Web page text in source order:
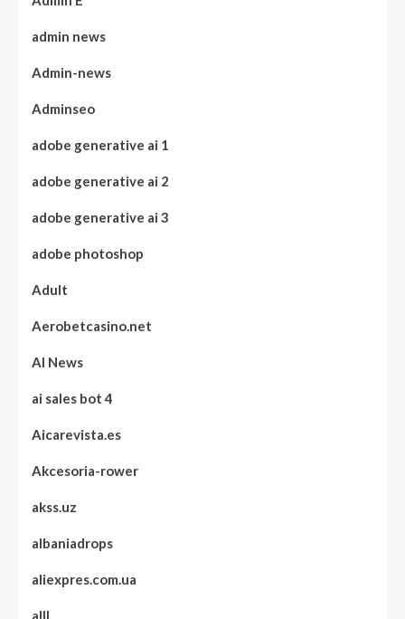
admin news
Admin-news
Adminseo
adobe generative ai 1
adobe generative ai 2
adobe generative ai 3
adobe photoshop
Adult
Aerobetcasino.net
AI News
ai sales bot 4
Aicarevista.es
Akcesoria-rower
akss.uz
albaniadrops
aliexpres.com.ua
alll